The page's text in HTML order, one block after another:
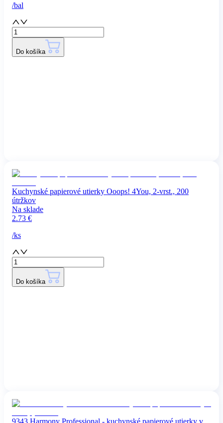
/bal
Do košíka
Kuchynské papierové utierky Ooops! 4You, 2-vrst., 200
útržkov
Na sklade
2.73 €
/ks
Do košíka
9343 Harmony Professional - kuchynské papierové utierky v